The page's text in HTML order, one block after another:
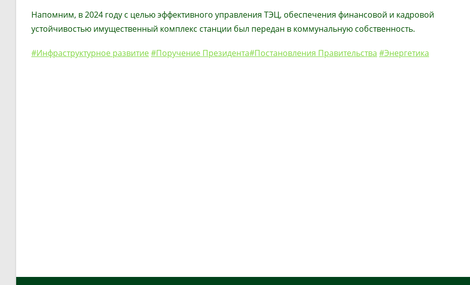
Напомним, в 2024 году с целью эффективного управления ТЭЦ, обеспечения финансовой и кадровой
устойчивостью имущественный комплекс станции был передан в коммунальную собственность.
#Инфраструктурное развитие#Поручение Президента#Постановления Правительства #Энергетика